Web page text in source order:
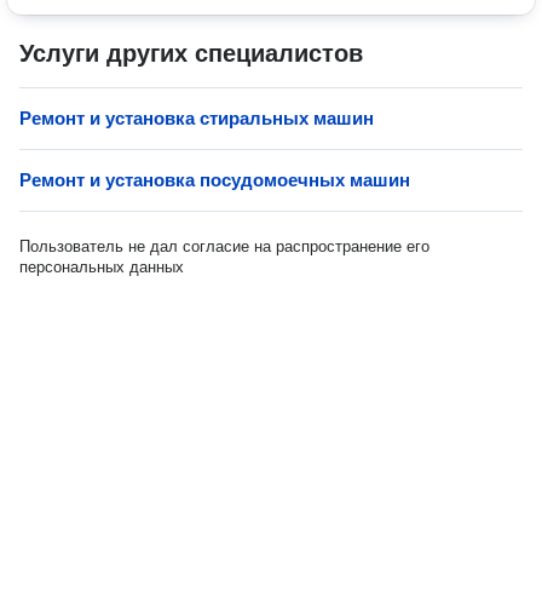
Услуги других специалистов
Ремонт и установка стиральных машин
Ремонт и установка посудомоечных машин
Пользователь не дал согласие на распространение его
персональных данных